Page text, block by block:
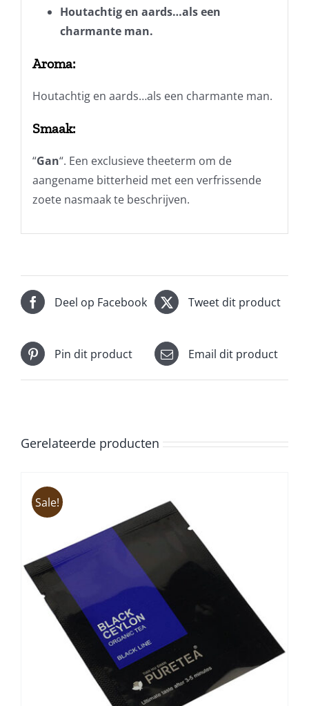
Houtachtig en aards…als een
charmante man.
Aroma:
Houtachtig en aards…als een charmante man.
Smaak:
“Gan“. Een exclusieve theeterm om de
aangename bitterheid met een verfrissende
zoete nasmaak te beschrijven.
Deel op Facebook Tweet dit product
Pin dit product Email dit product
Gerelateerde producten
Sale!